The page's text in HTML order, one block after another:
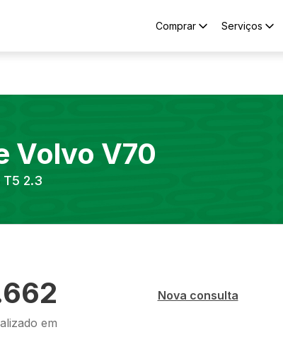
Comprar Serviços
Volvo V70
T5 2.3
em
Nova consulta